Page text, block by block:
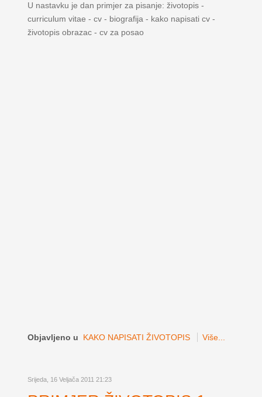
U nastavku je dan primjer za pisanje: životopis -
curriculum vitae - cv - biografija - kako napisati cv -
životopis obrazac - cv za posao
Objavljeno u KAKO NAPISATI ŽIVOTOPIS Više...
Srijeda, 16 Veljača 2011 21:23